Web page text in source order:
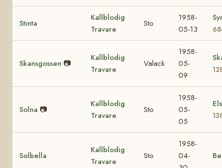
Stinta
Kallblodig
Travare
Sto
1958-
05-13
Skansgossen 📷
Kallblodig
Travare
Valack
1958-
05-
09
Solna 📷
Kallblodig
Travare
Sto
1958-
05-
05
Solbella
Kallblodig
Travare
Sto
1958-
04-